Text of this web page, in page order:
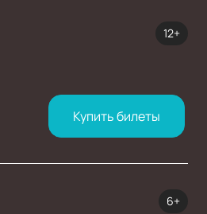
12+
Купить билеты
6+